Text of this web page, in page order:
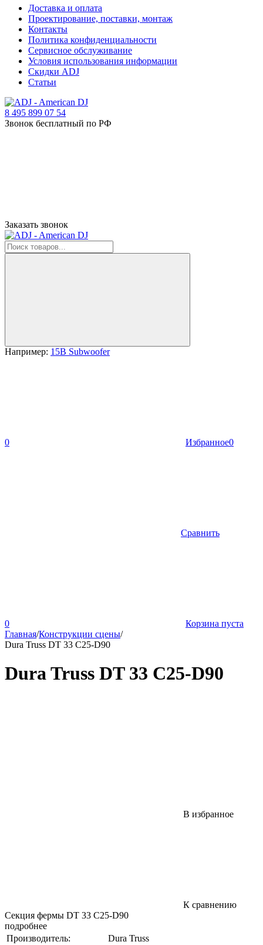
Доставка и оплата
Проектирование, поставки, монтаж
Контакты
Политика конфиденциальности
Сервисное обслуживание
Условия использования информации
Скидки ADJ
Статьи
8 495 899 07 54
Звонок бесплатный по РФ
Заказать звонок
Например: 15B Subwoofer
0 Избранное0
Сравнить
0
Корзина пуста
Главная/Конструкции сцены/
Dura Truss DT 33 C25-D90
Dura Truss DT 33 C25-D90
В избранное
К сравнению
Секция фермы DT 33 C25-D90
подробнее
Производитель:
Dura Truss